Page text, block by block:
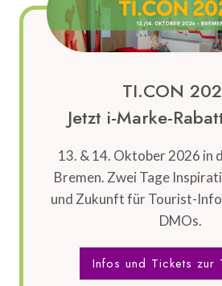
TI.CON
Jetzt i-Marke-
13. & 14. Oktober 2026 in
Bremen. Zwei Tage
und Zukunft für Tourist-
DMOs.
Infos und Tickets zur